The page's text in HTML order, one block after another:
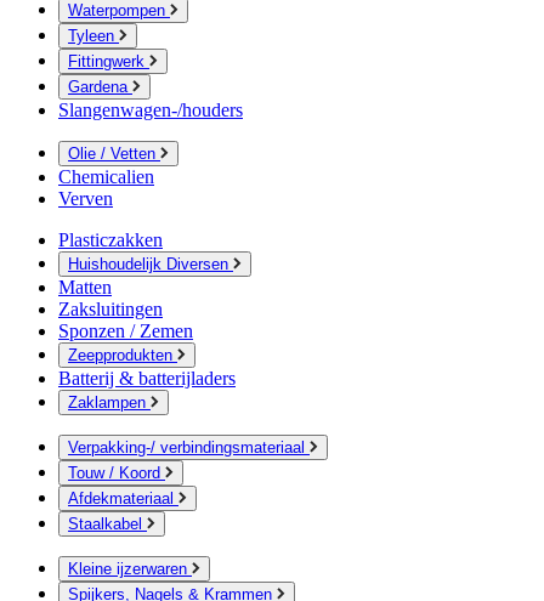
Waterpompen
Tyleen
Fittingwerk
Gardena
Slangenwagen-/houders
Olie / Vetten
Chemicalien
Verven
Plasticzakken
Huishoudelijk Diversen
Matten
Zaksluitingen
Sponzen / Zemen
Zeepprodukten
Batterij & batterijladers
Zaklampen
Verpakking-/ verbindingsmateriaal
Touw / Koord
Afdekmateriaal
Staalkabel
Kleine ijzerwaren
Spijkers, Nagels & Krammen